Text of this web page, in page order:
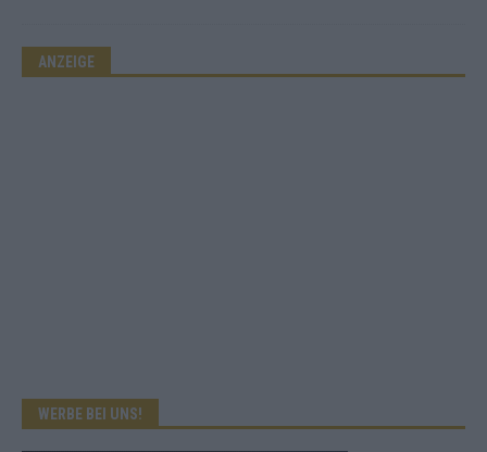
ANZEIGE
WERBE BEI UNS!